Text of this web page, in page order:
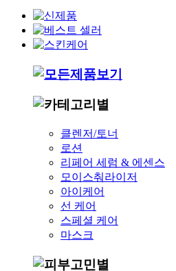
클렌저/토너
로션
리페어 세럼 & 에센스
모이스춰라이저
아이케어
선 케어
스페셜 케어
마스크